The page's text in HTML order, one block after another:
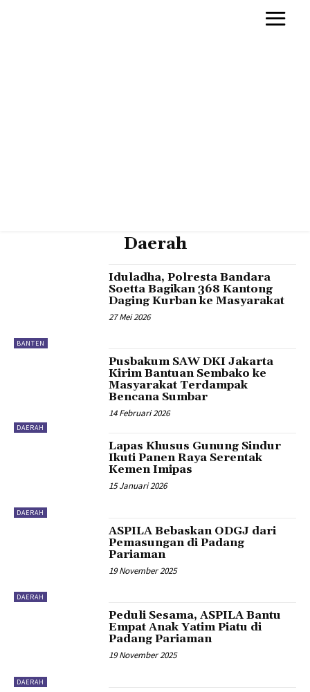
Daerah
BANTEN
Iduladha, Polresta Bandara
Soetta Bagikan 368 Kantong
Daging Kurban ke Masyarakat
27 Mei 2026
DAERAH
Pusbakum SAW DKI Jakarta
Kirim Bantuan Sembako ke
Masyarakat Terdampak
Bencana Sumbar
14 Februari 2026
DAERAH
Lapas Khusus Gunung Sindur
Ikuti Panen Raya Serentak
Kemen Imipas
15 Januari 2026
DAERAH
ASPILA Bebaskan ODGJ dari
Pemasungan di Padang
Pariaman
19 November 2025
DAERAH
Peduli Sesama, ASPILA Bantu
Empat Anak Yatim Piatu di
Padang Pariaman
19 November 2025